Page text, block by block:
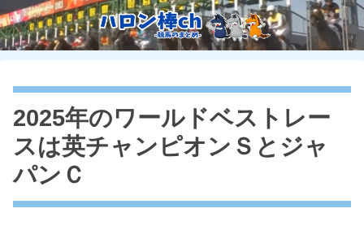
2025年のワールドベストレー
スは英チャンピオンＳとジャ
パンＣ